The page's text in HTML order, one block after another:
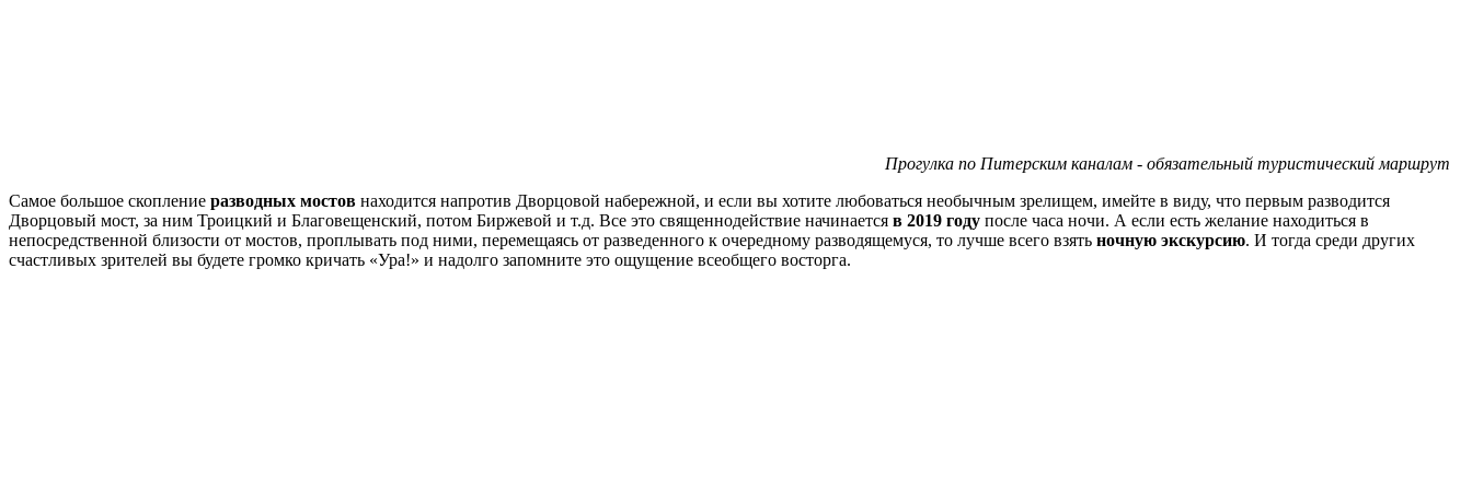
Прогулка по Питерским каналам - обязательный туристический маршрут
Самое большое скопление разводных мостов находится напротив Дворцовой набережной, и если вы хотите любоваться необычным зрелищем, имейте в виду, что первым разводится
Дворцовый мост, за ним Троицкий и Благовещенский, потом Биржевой и т.д. Все это священнодействие начинается в 2019 году после часа ночи. А если есть желание находиться в
непосредственной близости от мостов, проплывать под ними, перемещаясь от разведенного к очередному разводящемуся, то лучше всего взять ночную экскурсию. И тогда среди других
счастливых зрителей вы будете громко кричать «Ура!» и надолго запомните это ощущение всеобщего восторга.